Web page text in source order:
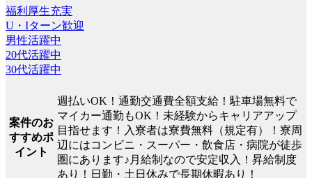
福利厚生充実
U・Iターン歓迎
男性活躍中
20代活躍中
30代活躍中
案件のお
すすめポ
イント
週払いOK！通勤交通費全額支給！駐車場無料で
マイカー通勤もOK！未経験からキャリアアップ
目指せます！入寮者は寮費無料（規定有）！寮周
辺にはコンビニ・スーパー・飲食店・病院が徒歩
圏にあります♪月給制なので安定収入！昇給制度
あり！日勤・土日休みで長期休暇あり！